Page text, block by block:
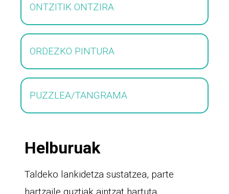
ONTZITIK ONTZIRA
ORDEZKO PINTURA
PUZZLEA/TANGRAMA
Helburuak
Taldeko lankidetza sustatzea, parte
hartzaile guztiak aintzat hartuta.